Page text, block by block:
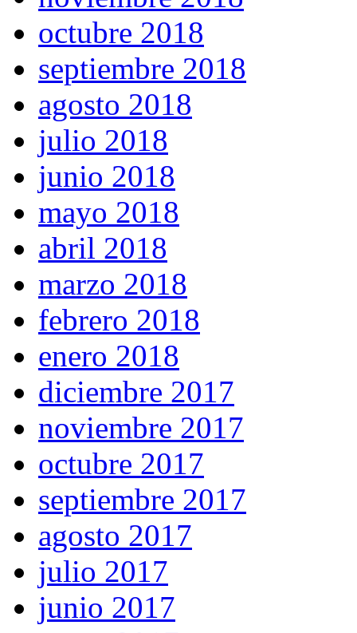
octubre 2018
septiembre 2018
agosto 2018
julio 2018
junio 2018
mayo 2018
abril 2018
marzo 2018
febrero 2018
enero 2018
diciembre 2017
noviembre 2017
octubre 2017
septiembre 2017
agosto 2017
julio 2017
junio 2017